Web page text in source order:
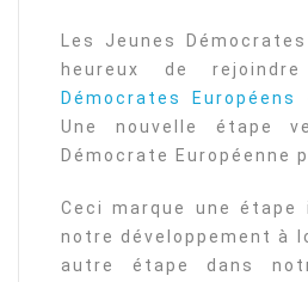
Les Jeunes
heureux de
Démocrates Européens
Une nouvelle étape
Démocrate Européenne
Ceci marque une étape
notre développement à
autre étape dans